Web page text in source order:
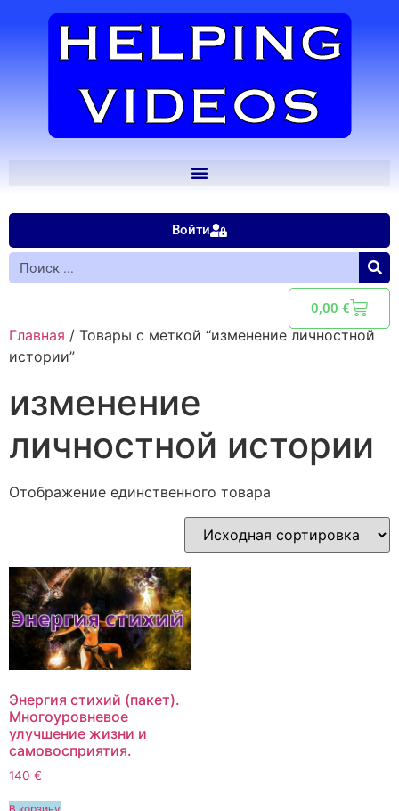
Войти
0,00 €
Главная / Товары с меткой “изменение личностной
истории”
изменение
личностной истории
Отображение единственного товара
Энергия стихий (пакет).
Многоуровневое
улучшение жизни и
самовосприятия.
140 €